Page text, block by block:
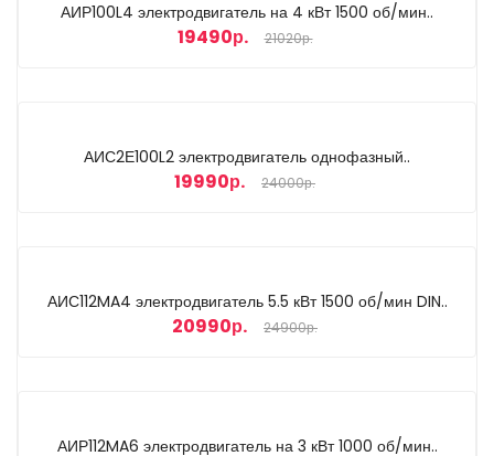
АИР100L4 электродвигатель на 4 кВт 1500 об/мин..
19490р. 21020р.
АИС2Е100L2 электродвигатель однофазный..
19990р. 24000р.
АИС112MA4 электродвигатель 5.5 кВт 1500 об/мин DIN..
20990р. 24900р.
АИР112MA6 электродвигатель на 3 кВт 1000 об/мин..